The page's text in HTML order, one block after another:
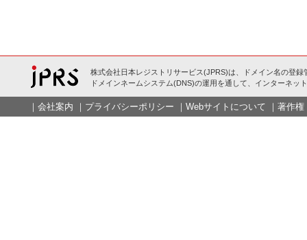
株式会社日本レジストリサービス(JPRS)は、ドメイン名の登録
ドメインネームシステム(DNS)の運用を通して、インターネッ
｜ 会社案内 ｜ プライバシーポリシー ｜ Webサイトについて ｜ 著作権